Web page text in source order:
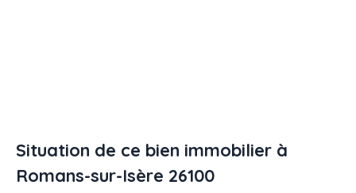
Situation de ce bien immobilier à
Romans-sur-Isère 26100